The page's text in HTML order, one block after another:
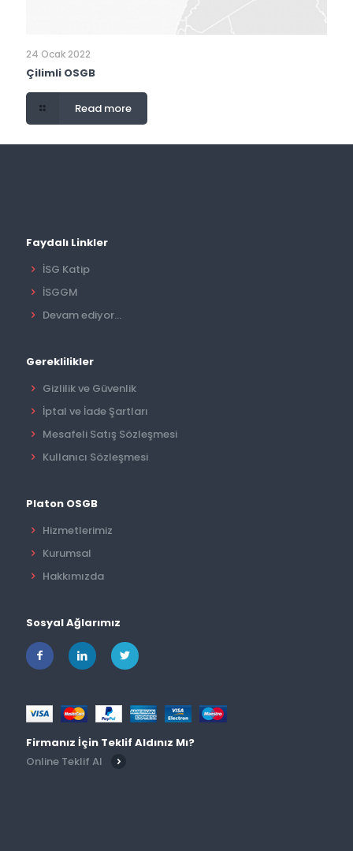
24 Ocak 2022
Çilimli OSGB
Read more
Faydalı Linkler
İSG Katip
İSGGM
Devam ediyor...
Gereklilikler
Gizlilik ve Güvenlik
İptal ve İade Şartları
Mesafeli Satış Sözleşmesi
Kullanıcı Sözleşmesi
Platon OSGB
Hizmetlerimiz
Kurumsal
Hakkımızda
Sosyal Ağlarımız
Firmanız İçin Teklif Aldınız Mı?
Online Teklif Al